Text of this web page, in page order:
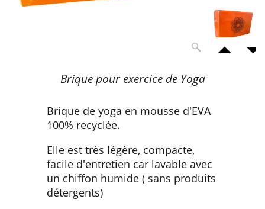
Brique pour exercice de Yoga
Brique de yoga en mousse d'EVA
100% recyclée.
Elle est très légère, compacte,
facile d'entretien car lavable avec
un chiffon humide ( sans produits
détergents)